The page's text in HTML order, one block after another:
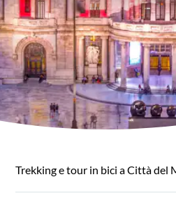
Trekking e tour in bici a Città del